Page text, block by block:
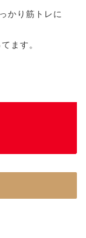
かり筋トレに
ます。